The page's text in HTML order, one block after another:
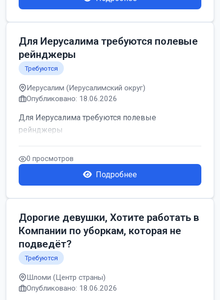
Для Иерусалима требуются полевые
рейнджеры
Требуются
Иерусалим (Иерусалимский округ)
Опубликовано: 18.06.2026
Для Иерусалима требуются полевые
рейнджеры
0 просмотров
Подробнее
Дорогие девушки, Хотите работать в
Компании по уборкам, которая не
подведёт?
Требуются
Шломи (Центр страны)
Опубликовано: 18.06.2026